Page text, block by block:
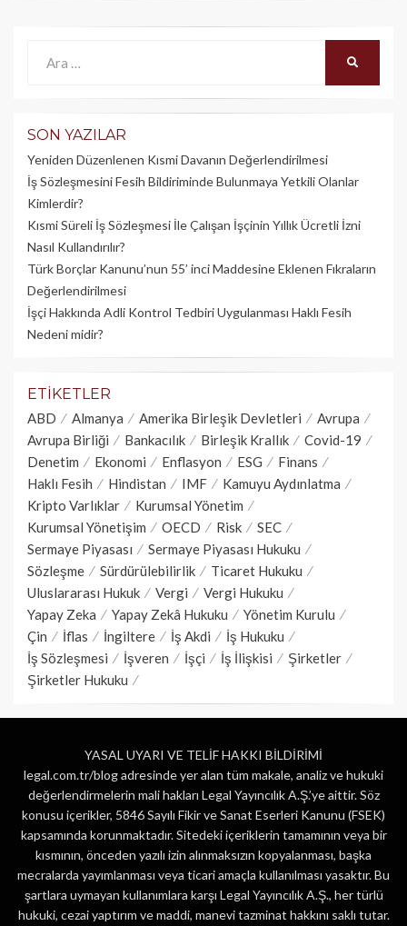
SON YAZILAR
Yeniden Düzenlenen Kısmi Davanın Değerlendirilmesi
İş Sözleşmesini Fesih Bildiriminde Bulunmaya Yetkili Olanlar
Kimlerdir?
Kısmi Süreli İş Sözleşmesi İle Çalışan İşçinin Yıllık Üc­retli İzni
Nasıl Kullandırılır?
Türk Borçlar Kanunu’nun 55’ inci Maddesine Eklenen Fıkraların
Değerlendirilmesi
İşçi Hakkında Adli Kontrol Tedbiri Uygulanması Haklı Fesih
Nedeni midir?
ETIKETLER
ABD Almanya Amerika Birleşik Devletleri
Avrupa
Avrupa Birliği
Bankacılık Birleşik Krallık
Covid-19
Denetim
Ekonomi Enflasyon ESG
Finans
Haklı Fesih
Hindistan IMF
Kamuyu Aydınlatma
Kripto Varlıklar
Kurumsal Yönetim
Kurumsal Yönetişim
OECD Risk
SEC
Sermaye Piyasası
Sermaye Piyasası Hukuku
Sözleşme
Sürdürülebilirlik
Ticaret Hukuku
Uluslararası Hukuk
Vergi
Vergi Hukuku
Yapay Zeka
Yapay Zekâ Hukuku
Yönetim Kurulu
Çin
İflas İngiltere İş Akdi
İş Hukuku
İş Sözleşmesi
İşveren İşçi İş İlişkisi
Şirketler
Şirketler Hukuku
YASAL UYARI VE TELİF HAKKI BİLDİRİMİ
legal.com.tr/blog adresinde yer alan tüm makale, analiz ve hukuki
değerlendirmelerin mali hakları Legal Yayıncılık A.Ş.’ye aittir. Söz
konusu içerikler, 5846 Sayılı Fikir ve Sanat Eserleri Kanunu (FSEK)
kapsamında korunmaktadır. Sitedeki içeriklerin tamamının veya bir
kısmının, önceden yazılı izin alınmaksızın kopyalanması, başka
mecralarda yayımlanması veya ticari amaçla kullanılması yasaktır. Bu
şartlara uymayan kullanımlara karşı Legal Yayıncılık A.Ş., her türlü
hukuki, cezai yaptırım ve maddi, manevi tazminat hakkını saklı tutar.